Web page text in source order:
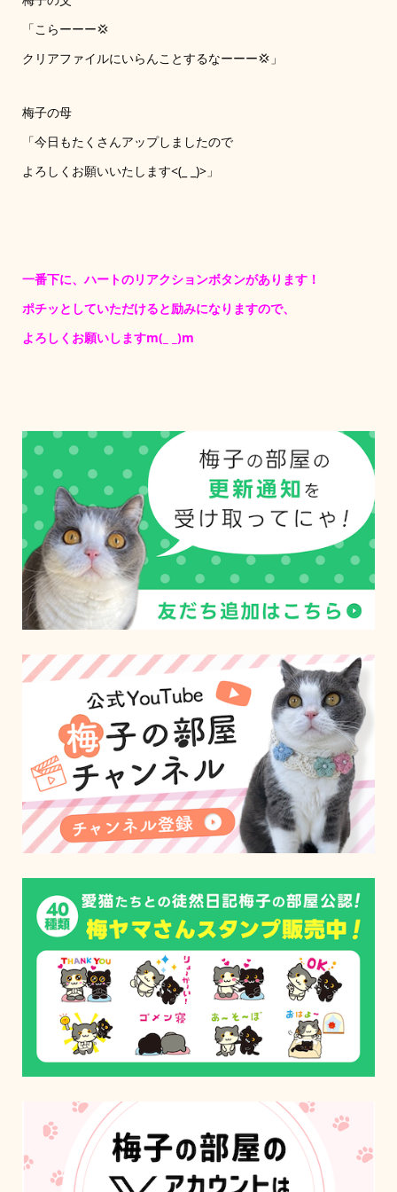
「こらーーー💢
クリアファイルにいらんことするなーーー💢」
梅子の母
「今日もたくさんアップしましたので
よろしくお願いいたします<(_ _)>」
一番下に、ハートのリアクションボタンがあります！
ポチッとしていただけると励みになりますので、
よろしくお願いしますm(_ _)m